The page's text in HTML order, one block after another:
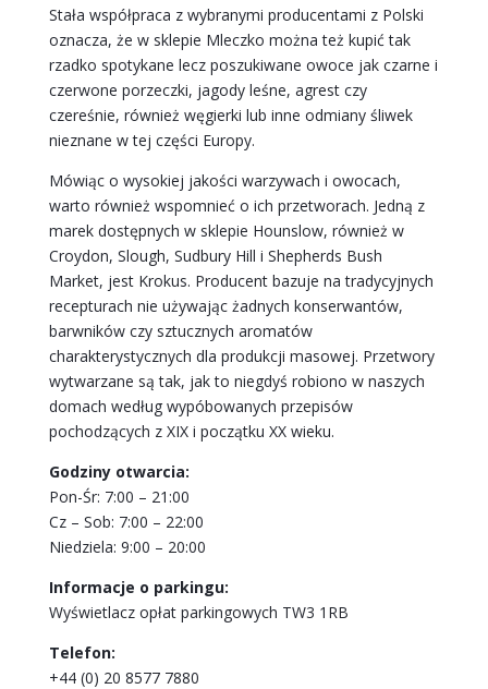
Stała współpraca z wybranymi producentami z Polski
oznacza, że w sklepie Mleczko można też kupić tak
rzadko spotykane lecz poszukiwane owoce jak czarne i
czerwone porzeczki, jagody leśne, agrest czy
czereśnie, również węgierki lub inne odmiany śliwek
nieznane w tej części Europy.
Mówiąc o wysokiej jakości warzywach i owocach,
warto również wspomnieć o ich przetworach. Jedną z
marek dostępnych w sklepie Hounslow, również w
Croydon, Slough, Sudbury Hill i Shepherds Bush
Market, jest Krokus. Producent bazuje na tradycyjnych
recepturach nie używając żadnych konserwantów,
barwników czy sztucznych aromatów
charakterystycznych dla produkcji masowej. Przetwory
wytwarzane są tak, jak to niegdyś robiono w naszych
domach według wypóbowanych przepisów
pochodzących z XIX i początku XX wieku.
Godziny otwarcia:
Pon-Śr: 7:00 – 21:00
Cz – Sob: 7:00 – 22:00
Niedziela: 9:00 – 20:00
Informacje o parkingu:
Wyświetlacz opłat parkingowych TW3 1RB
Telefon:
+44 (0) 20 8577 7880